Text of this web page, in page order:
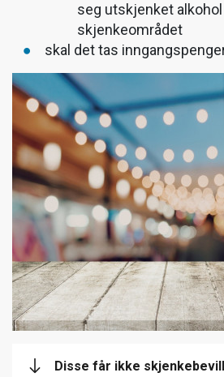
seg utskjenket
skjenkeområdet
skal det tas
Disse får ikke